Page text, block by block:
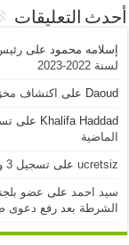
أحدث التعليقات
إسلامه محمود على
لسنة 2022-2023
Daoud على اكتشاف
Khalifa Haddad على
الماضية
ucretsiz علىتسجيل 3 وفيات و197 إصابة جديدة خلال 24 ساعة الماضية
سيد احمد على عضو
الشرطة بعد رفع